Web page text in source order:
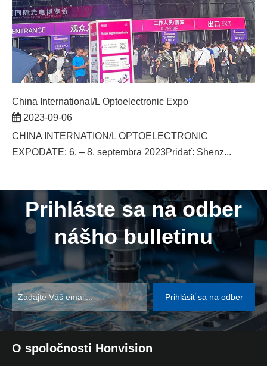
China International/L Optoelectronic Expo
2023-09-06
CHINA INTERNATION/L OPTOELECTRONIC
EXPODATE: 6. – 8. septembra 2023Pridať: Shenz...
Prihláste sa na odber
nášho bulletinu
Prihlásiť sa na odber
O spoločnosti Honvision